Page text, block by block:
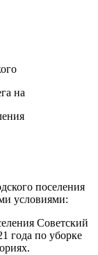
на
поселения
условиями:
Советский
года по уборке